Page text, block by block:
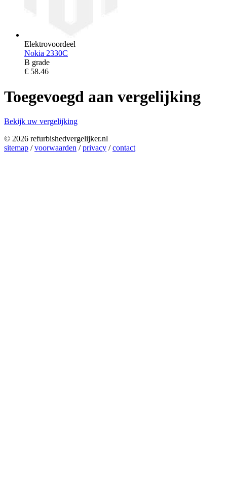
Elektrovoordeel
Nokia 2330C
B grade
€ 58.46
Toegevoegd aan vergelijking
Bekijk uw vergelijking
© 2026 refurbishedvergelijker.nl
sitemap /voorwaarden /privacy /contact